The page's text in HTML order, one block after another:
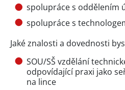
spolupráce s oddělením
spolupráce s
Jaké znalosti a dovednosti
SOU/SŠ vzdělání
odpovídající praxi jako
na lince